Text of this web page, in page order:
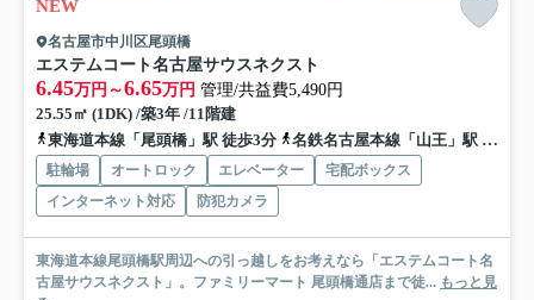
NEW
名古屋市中川区尾頭橋
エステムコート名古屋サウスネクスト
6.45万円～6.65万円 管理/共益費5,490円
25.55㎡ (1DK) /築3年 /11階建
東海道本線「尾頭橋」駅 徒歩3分
名鉄名古屋本線「山王」駅 徒歩13分
駐輪場 オートロック エレベーター
宅配ボックス
インターネット対応
防犯カメラ
東海道本線尾頭橋駅周辺への引っ越しをお考えなら「エステムコート名
古屋サウスネクスト」。ファミリーマート 尾頭橋通店まで徒... もっと見